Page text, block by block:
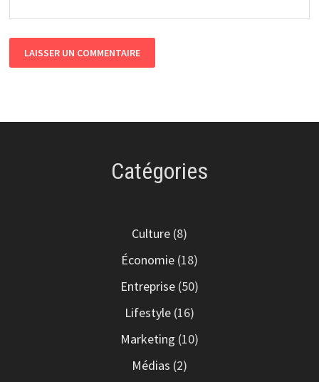
Catégories
Culture (8)
Économie (18)
Entreprise (50)
Lifestyle (16)
Marketing (10)
Médias (2)